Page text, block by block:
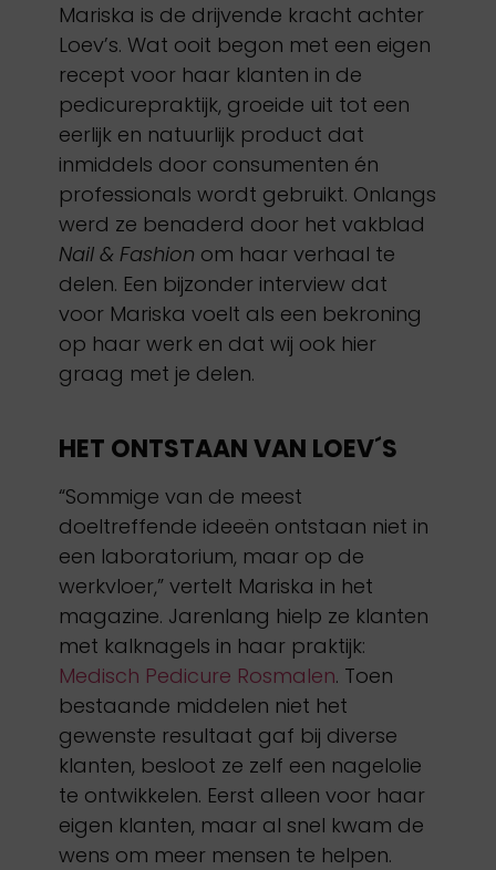
Mariska is de drijvende kracht achter
Loev’s. Wat ooit begon met een eigen
recept voor haar klanten in de
pedicurepraktijk, groeide uit tot een
eerlijk en natuurlijk product dat
inmiddels door consumenten én
professionals wordt gebruikt. Onlangs
werd ze benaderd door het vakblad
Nail & Fashion om haar verhaal te
delen. Een bijzonder interview dat
voor Mariska voelt als een bekroning
op haar werk en dat wij ook hier
graag met je delen.
HET ONTSTAAN VAN LOEV´S
“Sommige van de meest
doeltreffende ideeën ontstaan niet in
een laboratorium, maar op de
werkvloer,” vertelt Mariska in het
magazine. Jarenlang hielp ze klanten
met kalknagels in haar praktijk:
Medisch Pedicure Rosmalen. Toen
bestaande middelen niet het
gewenste resultaat gaf bij diverse
klanten, besloot ze zelf een nagelolie
te ontwikkelen. Eerst alleen voor haar
eigen klanten, maar al snel kwam de
wens om meer mensen te helpen.